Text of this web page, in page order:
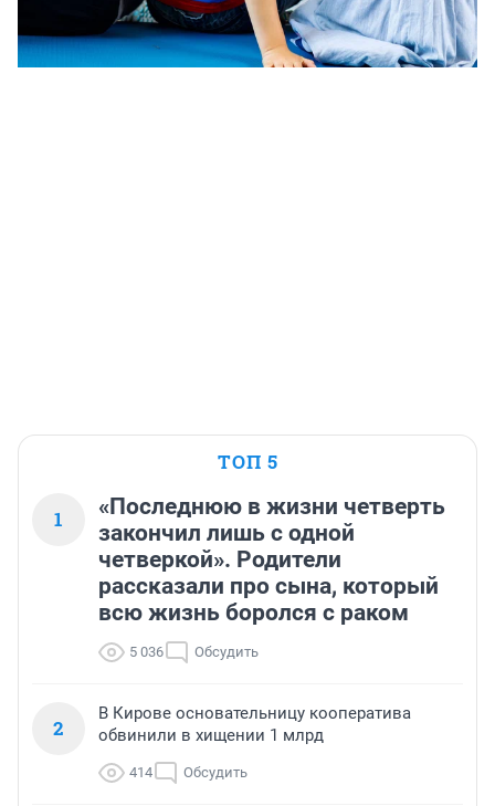
ТОП 5
1
«Последнюю в жизни четверть
закончил лишь с одной
четверкой». Родители
рассказали про сына, который
всю жизнь боролся с раком
5 036 Обсудить
2
В Кирове основательницу кооператива
обвинили в хищении 1 млрд
414 Обсудить